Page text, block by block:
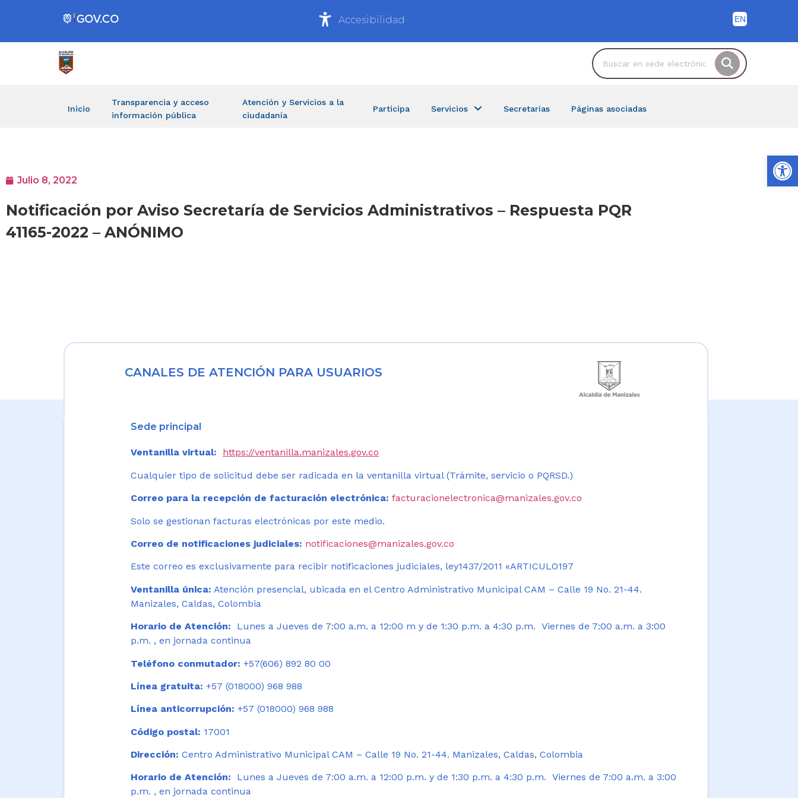
Accesibilidad
Inicio
Transparencia y acceso
información pública
Atención y Servicios a la
ciudadanía
Participa Servicios Secretarías Páginas asociadas
Julio 8, 2022
Notificación por Aviso Secretaría de Servicios Administrativos – Respuesta PQR
41165-2022 – ANÓNIMO
CANALES DE ATENCIÓN PARA USUARIOS
Sede principal
Ventanilla virtual: https://ventanilla.manizales.gov.co
Cualquier tipo de solicitud debe ser radicada en la ventanilla virtual (Trámite, servicio o PQRSD.)
Correo para la recepción de facturación electrónica: facturacionelectronica@manizales.gov.co
Solo se gestionan facturas electrónicas por este medio.
Correo de notificaciones judiciales: notificaciones@manizales.gov.co
Este correo es exclusivamente para recibir notificaciones judiciales, ley1437/2011 «ARTICULO197
Ventanilla única: Atención presencial, ubicada en el Centro Administrativo Municipal CAM – Calle 19 No. 21-44.
Manizales, Caldas, Colombia
Horario de Atención:
Lunes a Jueves de 7:00 a.m. a 12:00 m y de 1:30 p.m. a 4:30 p.m. Viernes de 7:00 a.m. a 3:00
p.m. , en jornada continua
Teléfono conmutador: +57(606) 892 80 00
Línea gratuita: +57 (018000) 968 988
Línea anticorrupción: +57 (018000) 968 988
Código postal: 17001
Dirección: Centro Administrativo Municipal CAM – Calle 19 No. 21-44. Manizales, Caldas, Colombia
Horario de Atención: Lunes a Jueves de 7:00 a.m. a 12:00 p.m. y de 1:30 p.m. a 4:30 p.m. Viernes de 7:00 a.m. a 3:00
p.m. , en jornada continua